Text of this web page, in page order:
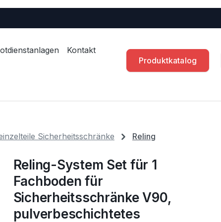
Kontakt
Produktkatalog
Sicherheitsschränke
Reling
Reling-System Set für 1
Fachboden für
Sicherheitsschränke V90,
pulverbeschichtetes